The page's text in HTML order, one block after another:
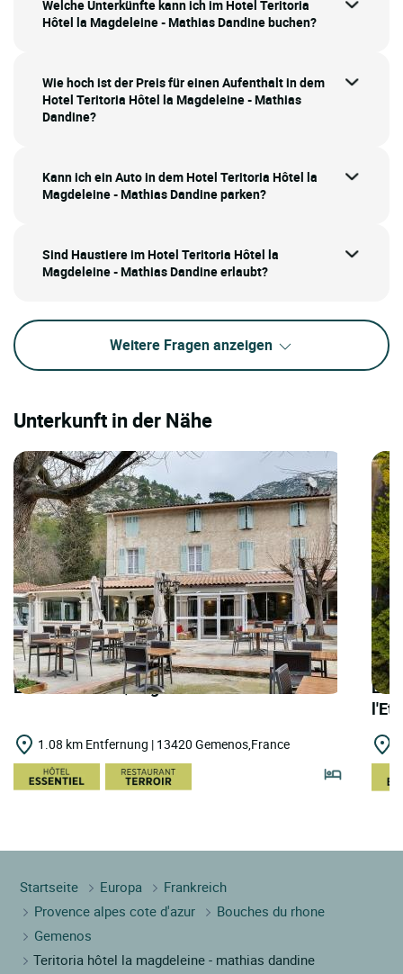
Welche Unterkünfte kann ich im Hotel Teritoria
Hôtel la Magdeleine - Mathias Dandine buchen?
Wie hoch ist der Preis für einen Aufenthalt in dem
Hotel Teritoria Hôtel la Magdeleine - Mathias
Dandine?
Kann ich ein Auto in dem Hotel Teritoria Hôtel la
Magdeleine - Mathias Dandine parken?
Sind Haustiere im Hotel Teritoria Hôtel la
Magdeleine - Mathias Dandine erlaubt?
Weitere Fragen anzeigen
Unterkunft in der Nähe
LOGIS HOTELS | Logis Hôtel du Parc
1.08 km Entfernung | 13420 Gemenos,France
Startseite Europa
Frankreich
Provence alpes cote d'azur
Bouches du rhone
Gemenos
Teritoria hôtel la magdeleine - mathias dandine